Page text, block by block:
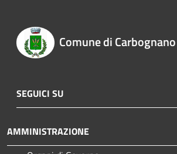
Comune di Carbognano
SEGUICI SU
AMMINISTRAZIONE